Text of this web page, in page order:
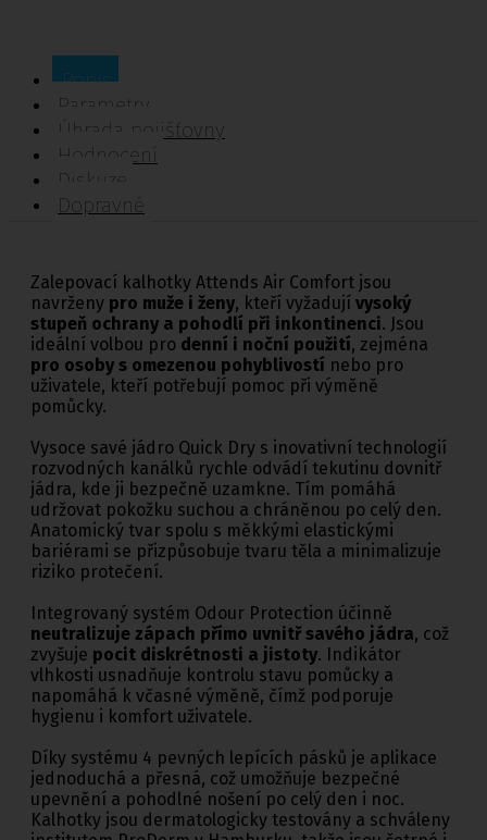
Popis
Parametry
Úhrada pojišťovny
Hodnocení
Diskuze
Dopravné
Zalepovací kalhotky Attends Air Comfort jsou
navrženy pro muže i ženy, kteří vyžadují vysoký
stupeň ochrany a pohodlí při inkontinenci. Jsou
ideální volbou pro denní i noční použití, zejména
pro osoby s omezenou pohyblivostí nebo pro
uživatele, kteří potřebují pomoc při výměně
pomůcky.
Vysoce savé jádro Quick Dry s inovativní technologií
rozvodných kanálků rychle odvádí tekutinu dovnitř
jádra, kde ji bezpečně uzamkne. Tím pomáhá
udržovat pokožku suchou a chráněnou po celý den.
Anatomický tvar spolu s měkkými elastickými
bariérami se přizpůsobuje tvaru těla a minimalizuje
riziko protečení.
Integrovaný systém Odour Protection účinně
neutralizuje zápach přímo uvnitř savého jádra, což
zvyšuje pocit diskrétnosti a jistoty. Indikátor
vlhkosti usnadňuje kontrolu stavu pomůcky a
napomáhá k včasné výměně, čímž podporuje
hygienu i komfort uživatele.
Díky systému 4 pevných lepících pásků je aplikace
jednoduchá a přesná, což umožňuje bezpečné
upevnění a pohodlné nošení po celý den i noc.
Kalhotky jsou dermatologicky testovány a schváleny